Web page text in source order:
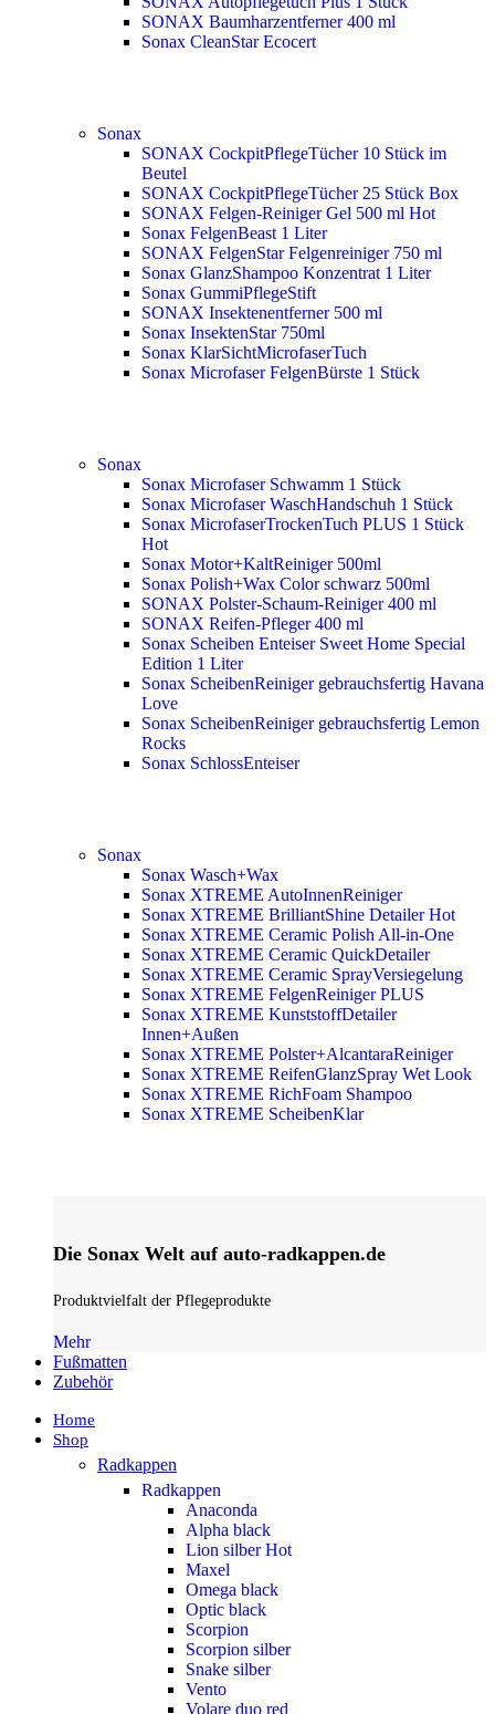
SONAX Baumharzentferner 400 ml
Sonax CleanStar Ecocert
Sonax
SONAX CockpitPflegeTücher 10 Stück im
Beutel
SONAX CockpitPflegeTücher 25 Stück Box
SONAX Felgen-Reiniger Gel 500 ml Hot
Sonax FelgenBeast 1 Liter
SONAX FelgenStar Felgenreiniger 750 ml
Sonax GlanzShampoo Konzentrat 1 Liter
Sonax GummiPflegeStift
SONAX Insektenentferner 500 ml
Sonax InsektenStar 750ml
Sonax KlarSichtMicrofaserTuch
Sonax Microfaser FelgenBürste 1 Stück
Sonax
Sonax Microfaser Schwamm 1 Stück
Sonax Microfaser WaschHandschuh 1 Stück
Sonax MicrofaserTrockenTuch PLUS 1 Stück
Hot
Sonax Motor+KaltReiniger 500ml
Sonax Polish+Wax Color schwarz 500ml
SONAX Polster-Schaum-Reiniger 400 ml
SONAX Reifen-Pfleger 400 ml
Sonax Scheiben Enteiser Sweet Home Special
Edition 1 Liter
Sonax ScheibenReiniger gebrauchsfertig Havana
Love
Sonax ScheibenReiniger gebrauchsfertig Lemon
Rocks
Sonax SchlossEnteiser
Sonax
Sonax Wasch+Wax
Sonax XTREME AutoInnenReiniger
Sonax XTREME BrilliantShine DetailerHot
Sonax XTREME Ceramic Polish All-in-One
Sonax XTREME Ceramic QuickDetailer
Sonax XTREME Ceramic SprayVersiegelung
Sonax XTREME FelgenReiniger PLUS
Sonax XTREME KunststoffDetailer
Innen+Außen
Sonax XTREME Polster+AlcantaraReiniger
Sonax XTREME ReifenGlanzSpray Wet Look
Sonax XTREME RichFoam Shampoo
Sonax XTREME ScheibenKlar
Die Sonax Welt auf auto-radkappen.de
Produktvielfalt der Pflegeprodukte
Mehr
Fußmatten
Zubehör
Home
Shop
Radkappen
Radkappen
Anaconda
Alpha black
Lion silberHot
Maxel
Omega black
Optic black
Scorpion
Scorpion silber
Snake silber
Vento
Volare duo red